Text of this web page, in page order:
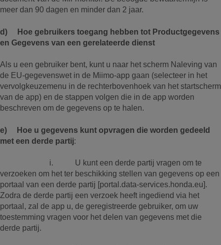
meer dan 90 dagen en minder dan 2 jaar.
d) Hoe gebruikers toegang hebben tot Productgegevens
en Gegevens van een gerelateerde dienst
Als u een gebruiker bent, kunt u naar het scherm Naleving van
de EU-gegevenswet in de Miimo-app gaan (selecteer in het
vervolgkeuzemenu in de rechterbovenhoek van het startscherm
van de app) en de stappen volgen die in de app worden
beschreven om de gegevens op te halen.
e) Hoe u gegevens kunt opvragen die worden gedeeld
met een derde partij:
i. U kunt een derde partij vragen om te
verzoeken om het ter beschikking stellen van gegevens op een
portaal van een derde partij [portal.data-services.honda.eu].
Zodra de derde partij een verzoek heeft ingediend via het
portaal, zal de app u, de geregistreerde gebruiker, om uw
toestemming vragen voor het delen van gegevens met die
derde partij.